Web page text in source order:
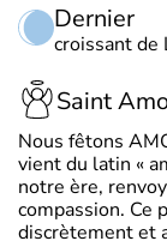
Dernier
croissant de
Saint
Nous fêtons
vient du latin «
notre ère,
compassion. Ce
discrètement et